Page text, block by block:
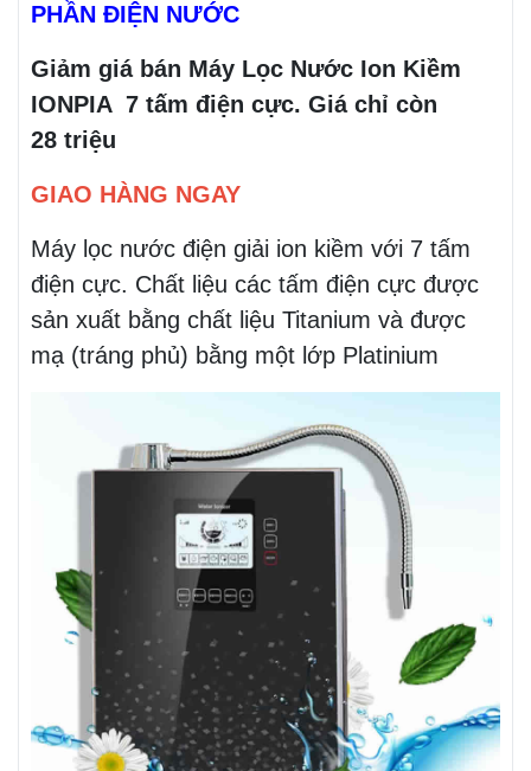
PHẦN ĐIỆN NƯỚC
Giảm giá bán Máy Lọc Nước Ion Kiềm
IONPIA 7 tấm điện cực. Giá chỉ còn
28 triệu
GIAO HÀNG NGAY
Máy lọc nước điện giải ion kiềm với 7 tấm
điện cực. Chất liệu các tấm điện cực được
sản xuất bằng chất liệu Titanium và được
mạ (tráng phủ) bằng một lớp Platinium